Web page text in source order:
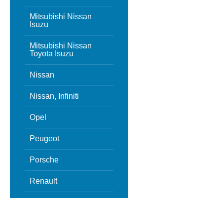
Mitsubishi Nissan
Isuzu
Mitsubishi Nissan
Toyota Isuzu
Nissan
Nissan, Infiniti
Opel
Peugeot
Porsche
Renault